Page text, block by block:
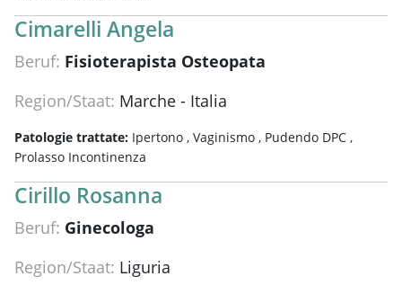
Cimarelli Angela
Beruf: Fisioterapista Osteopata
Region/Staat: Marche - Italia
Patologie trattate: Ipertono , Vaginismo , Pudendo DPC ,
Prolasso Incontinenza
Cirillo Rosanna
Beruf: Ginecologa
Region/Staat: Liguria